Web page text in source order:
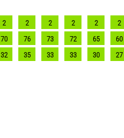
2 2 2 2 2 2
70 76 73 72 65 60
32 35 33 33 30 27